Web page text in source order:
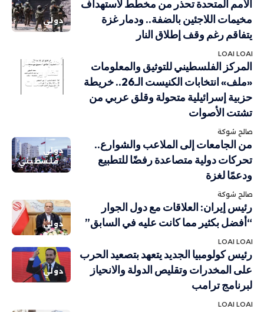
دولي
الأمم المتحدة تحذر من مخطط لاستهداف
مخيمات اللاجئين بالضفة.. ودمار غزة
يتفاقم رغم وقف إطلاق النار
LOAI LOAI
أهم الاخبار
تقارير
ودراسات
المركز الفلسطيني للتوثيق والمعلومات
«ملف» انتخابات الكنيست الـ26.. خريطة
حزبية إسرائيلية متحولة وقلق عربي من
تشتت الأصوات
صالح شوكة
دولي
فلسطيني
من الجامعات إلى الملاعب والشوارع..
تحركات دولية متصاعدة رفضًا للتطبيع
ودعمًا لغزة
صالح شوكة
دولي
رئيس إيران: العلاقات مع دول الجوار
“أفضل بكثير مما كانت عليه في السابق”
LOAI LOAI
دولي
رئيس كولومبيا الجديد يتعهد بتصعيد الحرب
على المخدرات وتقليص الدولة والانحياز
لبرنامج ترامب
LOAI LOAI